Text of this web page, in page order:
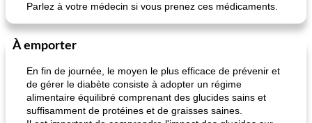
Parlez à votre médecin si vous prenez ces médicaments.
À emporter
En fin de journée, le moyen le plus efficace de prévenir et
de gérer le diabète consiste à adopter un régime
alimentaire équilibré comprenant des glucides sains et
suffisamment de protéines et de graisses saines.